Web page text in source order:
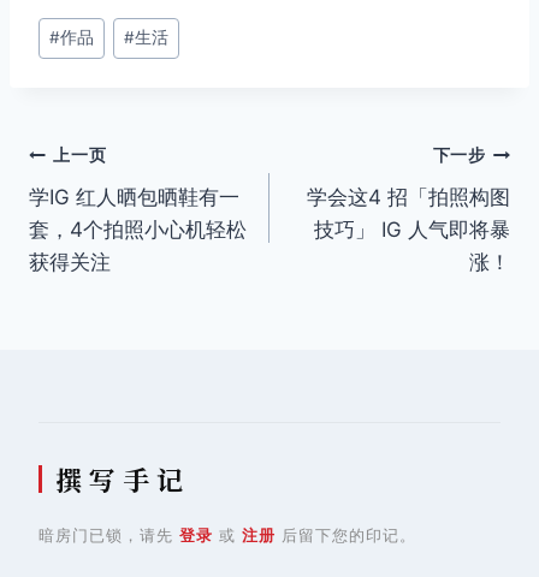
文
章
#作品 #生活
文
章
导
上一页
学IG 红人晒包晒鞋有一
套，4个拍照小心机轻松
获得关注
下一步
学会这4 招「拍照构图
技巧」 IG 人气即将暴
涨！
撰 写 手 记
暗房门已锁，请先 登录 或 注册 后留下您的印记。